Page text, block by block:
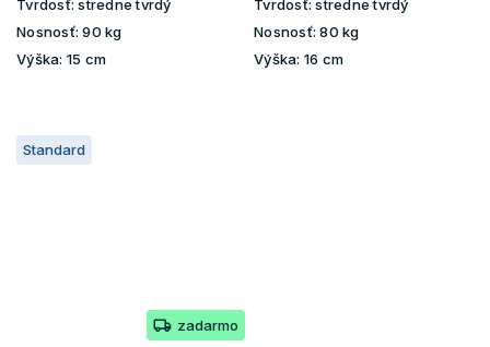
Tvrdosť: stredne tvrdý
Nosnosť: 90 kg
Výška: 15 cm
Tvrdosť: stredne tvrdý
Nosnosť: 80 kg
Výška: 16 cm
Standard
zadarmo